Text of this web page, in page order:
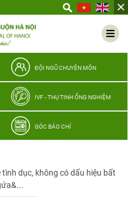
ĐỘI NGŨ CHUYÊN MÔN
IVF - THỤ TINH ỐNG NGHIỆM
GÓC BÁO CHÍ
dục, không có dấu hiệu bất